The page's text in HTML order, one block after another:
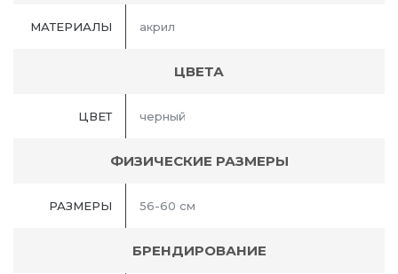
МАТЕРИАЛЫ акрил
ЦВЕТА
ЦВЕТ черный
ФИЗИЧЕСКИЕ РАЗМЕРЫ
РАЗМЕРЫ 56-60 см
БРЕНДИРОВАНИЕ